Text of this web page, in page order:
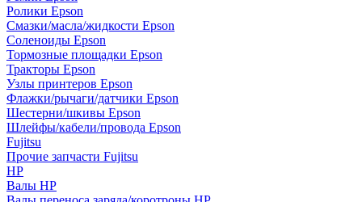
Ролики Epson
Смазки/масла/жидкости Epson
Соленоиды Epson
Тормозные площадки Epson
Тракторы Epson
Узлы принтеров Epson
Флажки/рычаги/датчики Epson
Шестерни/шкивы Epson
Шлейфы/кабели/провода Epson
Fujitsu
Прочие запчасти Fujitsu
HP
Валы HP